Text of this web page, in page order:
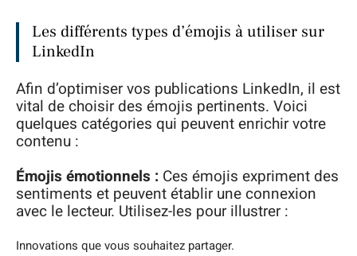
Les différents types d’émojis à utiliser sur
LinkedIn
Afin d’optimiser vos publications LinkedIn, il est
vital de choisir des émojis pertinents. Voici
quelques catégories qui peuvent enrichir votre
contenu :
Émojis émotionnels : Ces émojis expriment des
sentiments et peuvent établir une connexion
avec le lecteur. Utilisez-les pour illustrer :
Innovations que vous souhaitez partager.